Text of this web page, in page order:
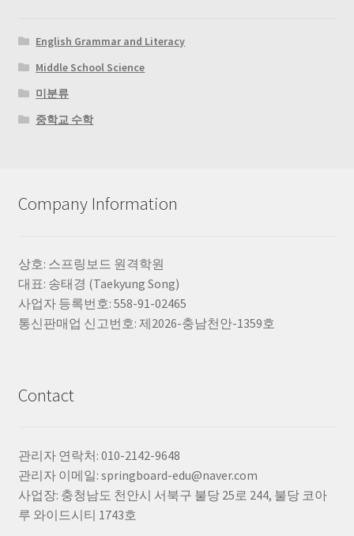
English Grammar and Literacy
Middle School Science
미분류
중학교 수학
Company Information
상호: 스프링보드 원격학원
대표: 송태경 (Taekyung Song)
사업자 등록번호: 558-91-02465
통신판매업 신고번호: 제2026-충남천안-1359호
Contact
관리자 연락처: 010-2142-9648
관리자 이메일: springboard-edu@naver.com
사업장: 충청남도 천안시 서북구 불당 25로 244, 불당 코아
루 와이드시티 1743호